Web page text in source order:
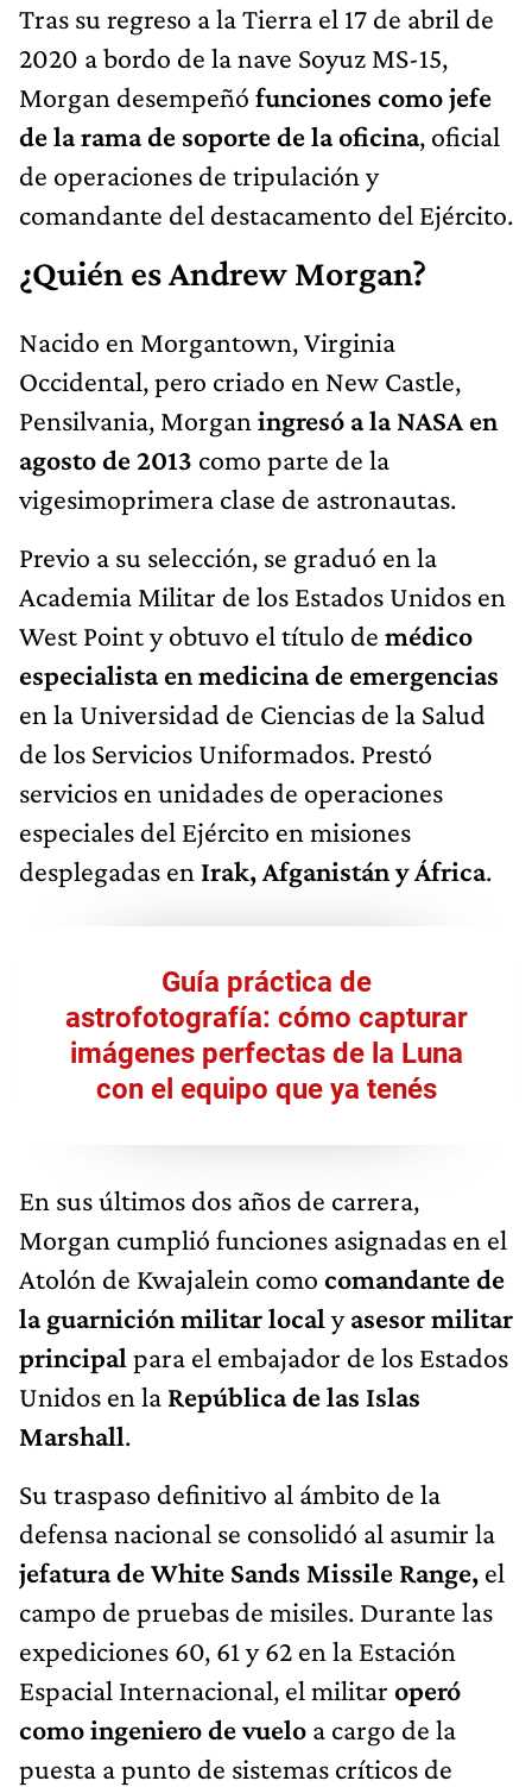
Tras su regreso a la Tierra el 17 de abril de
2020 a bordo de la nave Soyuz MS-15,
Morgan desempeñó funciones como jefe
de la rama de soporte de la oficina, oficial
de operaciones de tripulación y
comandante del destacamento del Ejército.
¿Quién es Andrew Morgan?
Nacido en Morgantown, Virginia
Occidental, pero criado en New Castle,
Pensilvania, Morgan ingresó a la NASA en
agosto de 2013 como parte de la
vigesimoprimera clase de astronautas.
Previo a su selección, se graduó en la
Academia Militar de los Estados Unidos en
West Point y obtuvo el título de médico
especialista en medicina de emergencias
en la Universidad de Ciencias de la Salud
de los Servicios Uniformados. Prestó
servicios en unidades de operaciones
especiales del Ejército en misiones
desplegadas en Irak, Afganistán y África.
Guía práctica de
astrofotografía: cómo capturar
imágenes perfectas de la Luna
con el equipo que ya tenés
En sus últimos dos años de carrera,
Morgan cumplió funciones asignadas en el
Atolón de Kwajalein como comandante de
la guarnición militar local yasesor militar
principal para el embajador de los Estados
Unidos en la República de las Islas
Marshall.
Su traspaso definitivo al ámbito de la
defensa nacional se consolidó al asumir la
jefatura de White Sands Missile Range, el
campo de pruebas de misiles. Durante las
expediciones 60, 61 y 62 en la Estación
Espacial Internacional, el militar operó
como ingeniero de vuelo a cargo de la
puesta a punto de sistemas críticos de